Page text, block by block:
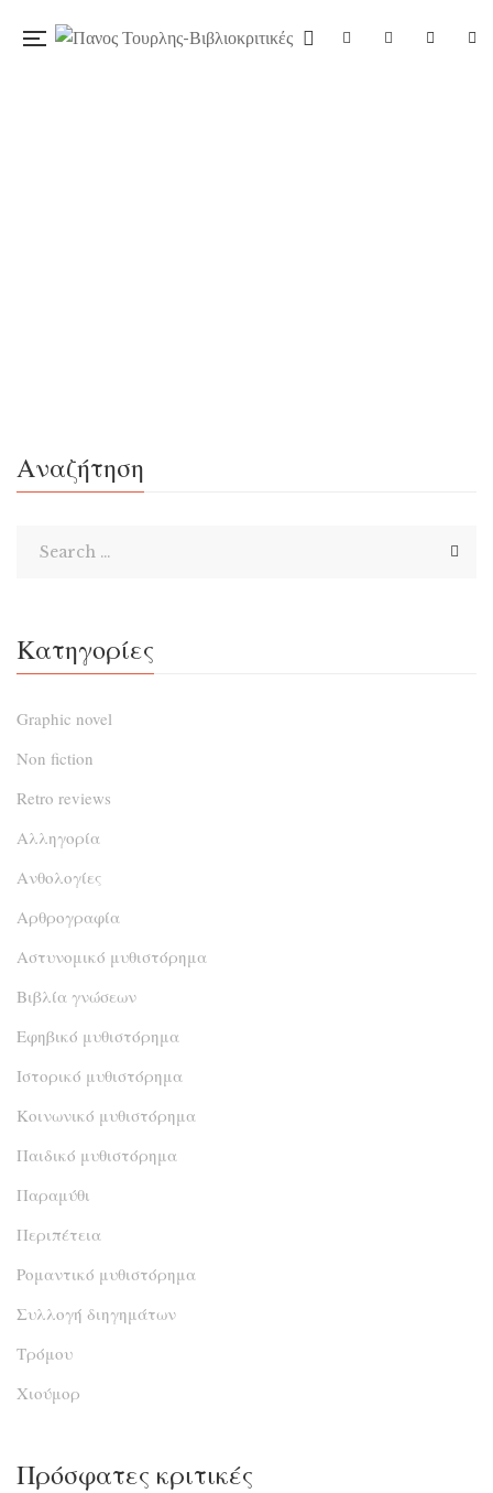
τα ‘χε πρήξει, αλλά αστόχησα. Χρειαζόμουν επειγόντως
κάτι που θα μου ξανάδινε τη φόρμα μου. Δεν μπορούσα
Αναζήτηση
Κατηγορίες
Graphic novel
Non fiction
Retro reviews
Αλληγορία
Ανθολογίες
Αρθρογραφία
Αστυνομικό μυθιστόρημα
Βιβλία γνώσεων
Εφηβικό μυθιστόρημα
Ιστορικό μυθιστόρημα
Κοινωνικό μυθιστόρημα
Παιδικό μυθιστόρημα
Παραμύθι
Περιπέτεια
Ρομαντικό μυθιστόρημα
Συλλογή διηγημάτων
Τρόμου
Χιούμορ
Πρόσφατες κριτικές